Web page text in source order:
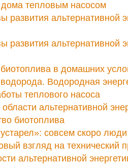
тепловым насосом
развития альтернативной
развития альтернативной
в домашних
Водородная
теплового насоса
альтернативной
биотоплива
совсем скоро люди
взгляд на технический
альтернативной